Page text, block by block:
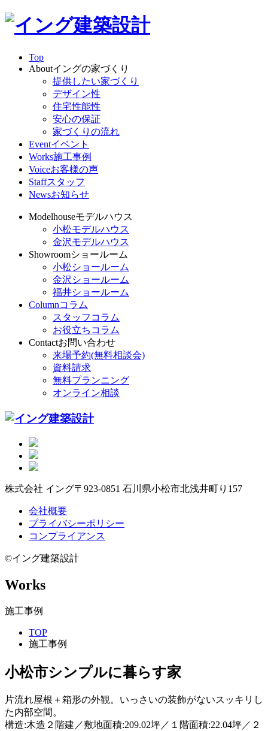
Top
Aboutイングの家づくり
提供したい家づくり
デザイン性
住宅性能性
安心の保証
家づくりの流れ
Eventイベント
Works施工事例
Voiceお客様の声
Staffスタッフ
Newsお知らせ
Modelhouseモデルハウス
小松モデルハウス
金沢モデルハウス
Showroomショールーム
小松ショールーム
金沢ショールーム
福井ショールーム
Columnコラム
スタッフコラム
お役立ちコラム
Contactお問い合わせ
来場予約(無料相談会)
資料請求
無料プランニング
オンライン相談
株式会社 イング〒923-0851 石川県小松市北浅井町り157
会社概要
プライバシーポリシー
コンプライアンス
©イング建築設計
Works
施工事例
TOP
施工事例
小松市シンプルに暮らす家
片流れ屋根＋箱形の外観。いっさいの装飾がないスッキリし
た内部空間。
構造:木造２階建／敷地面積:209.02坪／１階面積:22.04坪／２